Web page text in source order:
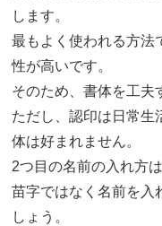
します。
最もよく使われる方法
性が高いです。
そのため、書体を工夫
ただし、認印は日常生
体は好まれません。
2つ目の名前の入れ方
苗字ではなく名前を入
しょう。